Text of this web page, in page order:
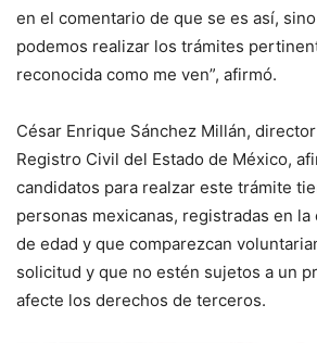
en el comentario de que se es así,
podemos realizar los trámites
reconocida como me ven”, afirmó.
César Enrique Sánchez Millán,
Registro Civil del Estado de México,
candidatos para realzar este trámite
personas mexicanas, registradas en la
de edad y que comparezcan
solicitud y que no estén sujetos a un
afecte los derechos de terceros.